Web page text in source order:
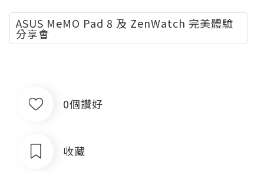
ASUS MeMO Pad 8 及 ZenWatch 完美體驗
分享會
0個讚好
收藏